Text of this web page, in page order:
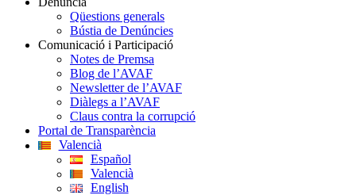
Qüestions generals
Bústia de Denúncies
Comunicació i Participació
Notes de Premsa
Blog de l’AVAF
Newsletter de l’AVAF
Diàlegs a l’AVAF
Claus contra la corrupció
Portal de Transparència
Valencià
Español
Valencià
English